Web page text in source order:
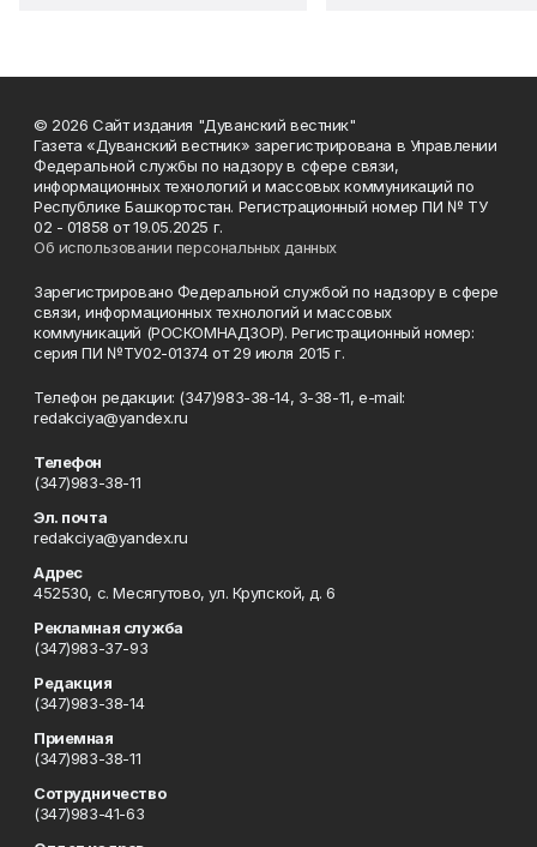
© 2026 Сайт издания "Дуванский вестник"
Газета «Дуванский вестник» зарегистрирована в Управлении
Федеральной службы по надзору в сфере связи,
информационных технологий и массовых коммуникаций по
Республике Башкортостан. Регистрационный номер ПИ № ТУ
02 - 01858 от 19.05.2025 г.
Об использовании персональных данных
Зарегистрировано Федеральной службой по надзору в сфере
связи, информационных технологий и массовых
коммуникаций (РОСКОМНАДЗОР). Регистрационный номер:
серия ПИ №ТУ02-01374 от 29 июля 2015 г.
Телефон редакции: (347)983-38-14, 3-38-11, e-mail:
redakciya@yandex.ru
Телефон
(347)983-38-11
Эл. почта
redakciya@yandex.ru
Адрес
452530, с. Месягутово, ул. Крупской, д. 6
Рекламная служба
(347)983-37-93
Редакция
(347)983-38-14
Приемная
(347)983-38-11
Сотрудничество
(347)983-41-63